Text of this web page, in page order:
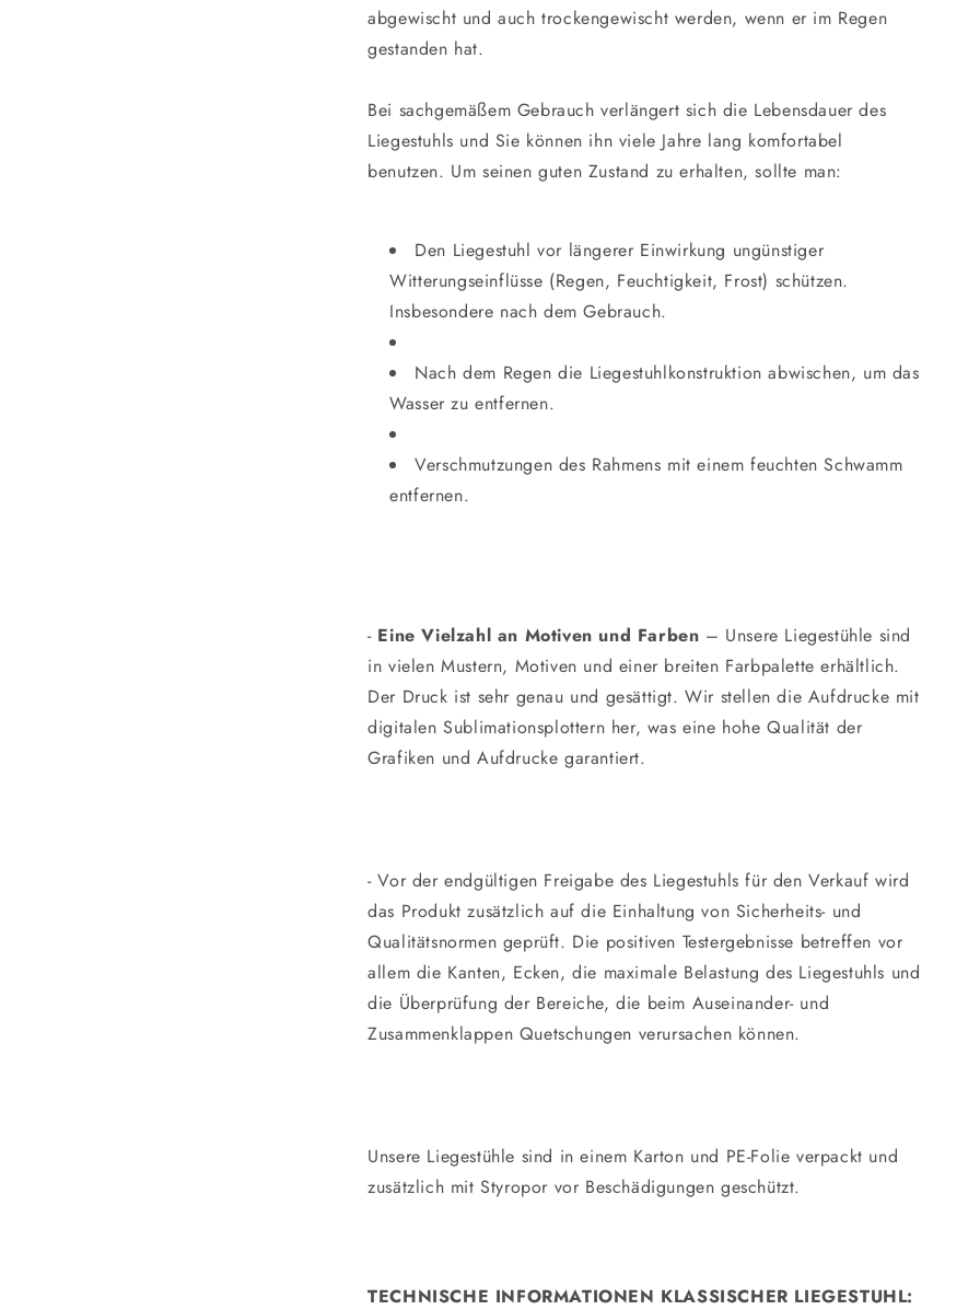
abgewischt und auch trockengewischt werden, wenn er im Regen
gestanden hat.
Bei sachgemäßem Gebrauch verlängert sich die Lebensdauer des
Liegestuhls und Sie können ihn viele Jahre lang komfortabel
benutzen. Um seinen guten Zustand zu erhalten, sollte man:
Den Liegestuhl vor längerer Einwirkung ungünstiger
Witterungseinflüsse (Regen, Feuchtigkeit, Frost) schützen.
Insbesondere nach dem Gebrauch.
Nach dem Regen die Liegestuhlkonstruktion abwischen, um das
Wasser zu entfernen.
Verschmutzungen des Rahmens mit einem feuchten Schwamm
entfernen.
- Eine Vielzahl an Motiven und Farben – Unsere Liegestühle sind
in vielen Mustern, Motiven und einer breiten Farbpalette erhältlich.
Der Druck ist sehr genau und gesättigt. Wir stellen die Aufdrucke mit
digitalen Sublimationsplottern her, was eine hohe Qualität der
Grafiken und Aufdrucke garantiert.
- Vor der endgültigen Freigabe des Liegestuhls für den Verkauf wird
das Produkt zusätzlich auf die Einhaltung von Sicherheits- und
Qualitätsnormen geprüft. Die positiven Testergebnisse betreffen vor
allem die Kanten, Ecken, die maximale Belastung des Liegestuhls und
die Überprüfung der Bereiche, die beim Auseinander- und
Zusammenklappen Quetschungen verursachen können.
Unsere Liegestühle sind in einem Karton und PE-Folie verpackt und
zusätzlich mit Styropor vor Beschädigungen geschützt.
TECHNISCHE INFORMATIONEN KLASSISCHER LIEGESTUHL: